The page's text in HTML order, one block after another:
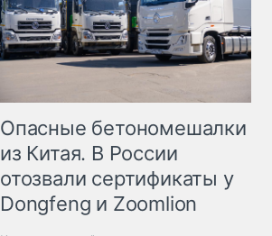
Опасные бетономешалки
из Китая. В России
отозвали сертификаты у
Dongfeng и Zoomlion